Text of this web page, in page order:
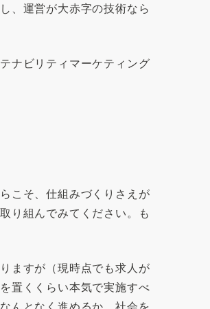
、運営が大赤字の技術なら
ナビリティマーケティング
こそ、仕組みづくりさえが
り組んでみてください。も
ますが（現時点でも求人が
置くくらい本気で実施すべ